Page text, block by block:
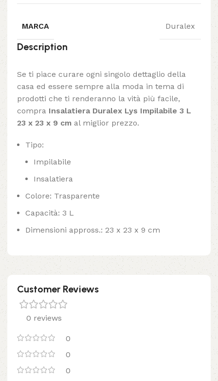
MARCA Duralex
Description
Se ti piace curare ogni singolo dettaglio della
casa ed essere sempre alla moda in tema di
prodotti che ti renderanno la vità più facile,
compra Insalatiera Duralex Lys Impilabile 3 L
23 x 23 x 9 cm al miglior prezzo.
Tipo:
Impilabile
Insalatiera
Colore: Trasparente
Capacità: 3 L
Dimensioni appross.: 23 x 23 x 9 cm
Customer Reviews
0 reviews
0
0
0